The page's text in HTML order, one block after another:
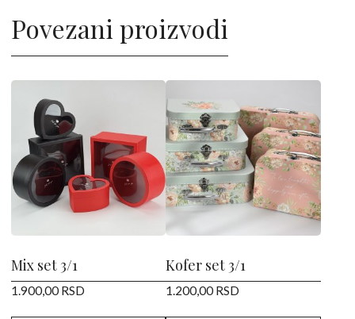
Povezani proizvodi
Mix set 3/1
1.900,00 RSD
proizvod
više
varijanti.
Opcije
biti
izabrane
na
Kofer set 3/1
1.200,00 RSD
proizvod
ima
više
varijanti.
Opcije
mogu
biti
izabrane
na